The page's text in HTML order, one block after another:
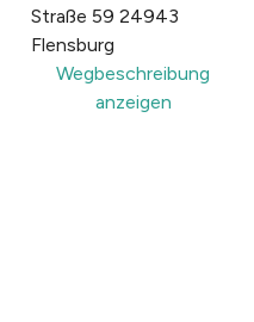
Straße 59 24943
Flensburg
Wegbeschreibung
anzeigen